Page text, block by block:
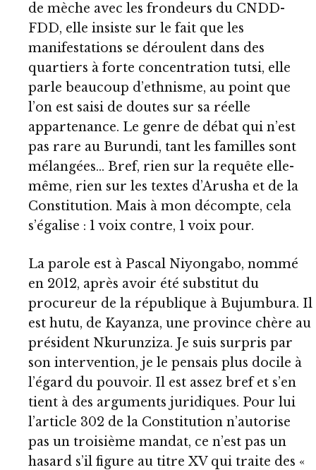
de mèche avec les frondeurs du CNDD-
FDD, elle insiste sur le fait que les
manifestations se déroulent dans des
quartiers à forte concentration tutsi, elle
parle beaucoup d’ethnisme, au point que
l’on est saisi de doutes sur sa réelle
appartenance. Le genre de débat qui n’est
pas rare au Burundi, tant les familles sont
mélangées… Bref, rien sur la requête elle-
même, rien sur les textes d’Arusha et de la
Constitution. Mais à mon décompte, cela
s’égalise : 1 voix contre, 1 voix pour.
La parole est à Pascal Niyongabo, nommé
en 2012, après avoir été substitut du
procureur de la république à Bujumbura. Il
est hutu, de Kayanza, une province chère au
président Nkurunziza. Je suis surpris par
son intervention, je le pensais plus docile à
l’égard du pouvoir. Il est assez bref et s’en
tient à des arguments juridiques. Pour lui
l’article 302 de la Constitution n’autorise
pas un troisième mandat, ce n’est pas un
hasard s’il figure au titre XV qui traite des «